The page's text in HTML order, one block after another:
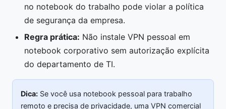
no notebook do trabalho pode violar a política
de segurança da empresa.
Regra prática: Não instale VPN pessoal em
notebook corporativo sem autorização explícita
do departamento de TI.
Dica: Se você usa notebook pessoal para trabalho
remoto e precisa de privacidade, uma VPN comercial